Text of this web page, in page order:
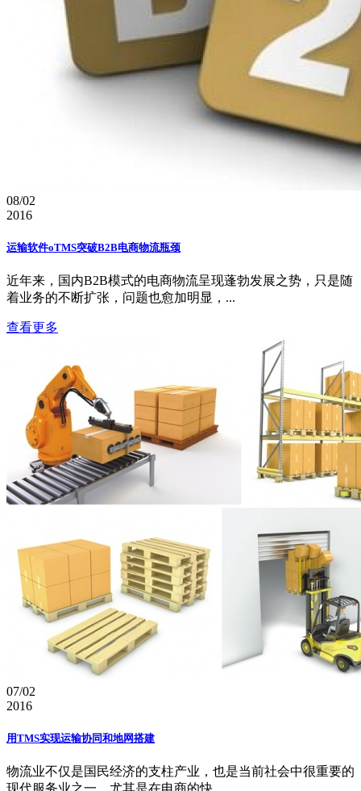
08/02
2016
运输软件oTMS突破B2B电商物流瓶颈
近年来，国内B2B模式的电商物流呈现蓬勃发展之势，只是随
着业务的不断扩张，问题也愈加明显，...
查看更多
07/02
2016
用TMS实现运输协同和地网搭建
物流业不仅是国民经济的支柱产业，也是当前社会中很重要的